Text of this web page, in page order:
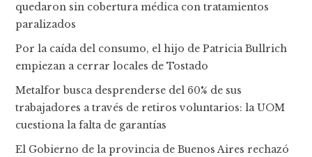
quedaron sin cobertura médica con tratamientos
paralizados
Por la caída del consumo, el hijo de Patricia Bullrich
empiezan a cerrar locales de Tostado
Metalfor busca desprenderse del 60% de sus
trabajadores a través de retiros voluntarios: la UOM
cuestiona la falta de garantías
El Gobierno de la provincia de Buenos Aires rechazó